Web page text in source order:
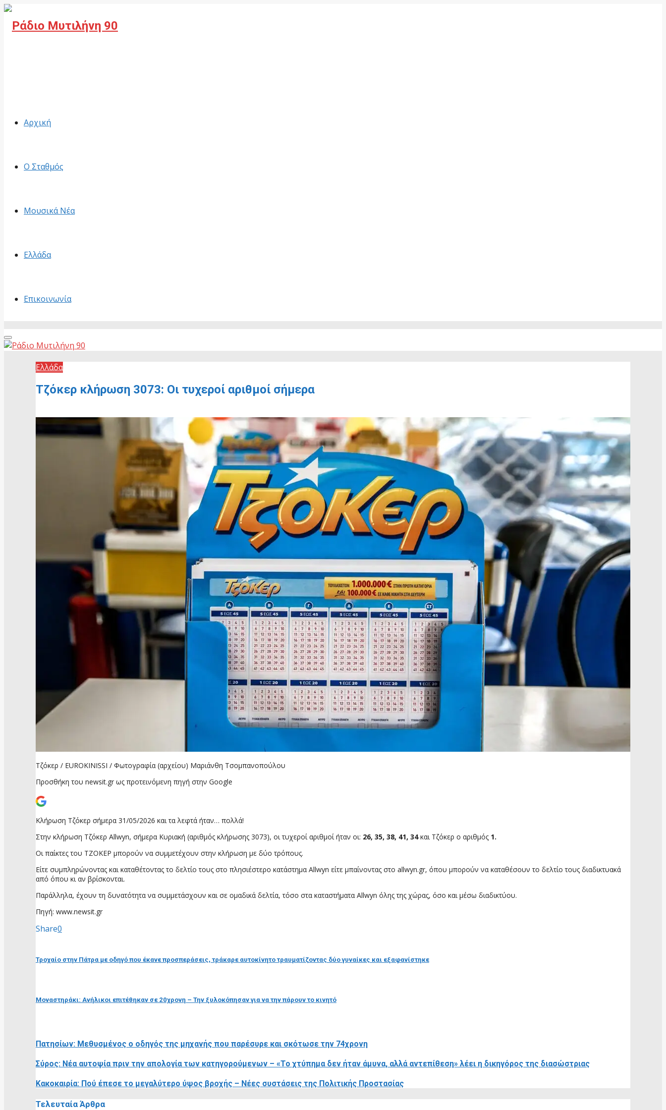
Αρχική
Ο Σταθμός
Μουσικά Νέα
Ελλάδα
Επικοινωνία
Primary
Menu
Ελλάδα
Τζόκερ κλήρωση 3073: Οι τυχεροί αριθμοί σήμερα
Τζόκερ / EUROKINISSI / Φωτογραφία (αρχείου) Μαριάνθη Τσομπανοπούλου
Προσθήκη του newsit.gr ως προτεινόμενη πηγή στην Google
Κλήρωση Τζόκερ σήμερα 31/05/2026 και τα λεφτά ήταν… πολλά!
Στην κλήρωση Τζόκερ Allwyn, σήμερα Κυριακή (αριθμός κλήρωσης 3073), οι τυχεροί αριθμοί ήταν οι: 26, 35, 38, 41, 34και Τζόκερ ο αριθμός 1.
Οι παίκτες του ΤΖΟΚΕΡ μπορούν να συμμετέχουν στην κλήρωση με δύο τρόπους.
Είτε συμπληρώνοντας και καταθέτοντας το δελτίο τους στο πλησιέστερο κατάστημα Allwyn είτε μπαίνοντας στο allwyn.gr, όπου μπορούν να καταθέσουν το δελτίο τους διαδικτυακά
από όπου κι αν βρίσκονται.
Παράλληλα, έχουν τη δυνατότητα να συμμετάσχουν και σε ομαδικά δελτία, τόσο στα καταστήματα Allwyn όλης της χώρας, όσο και μέσω διαδικτύου.
Πηγή: www.newsit.gr
Share0
Τροχαίο στην Πάτρα με οδηγό που έκανε προσπεράσεις, τράκαρε αυτοκίνητο τραυματίζοντας δύο γυναίκες και εξαφανίστηκε
Μοναστηράκι: Ανήλικοι επιτέθηκαν σε 20χρονη – Την ξυλοκόπησαν για να την πάρουν το κινητό
Πατησίων: Μεθυσμένος ο οδηγός της μηχανής που παρέσυρε και σκότωσε την 74χρονη
Σύρος: Νέα αυτοψία πριν την απολογία των κατηγορούμενων – «Το χτύπημα δεν ήταν άμυνα, αλλά αντεπίθεση» λέει η δικηγόρος της διασώστριας
Κακοκαιρία: Πού έπεσε το μεγαλύτερο ύψος βροχής – Νέες συστάσεις της Πολιτικής Προστασίας
Τελευταία Άρθρα